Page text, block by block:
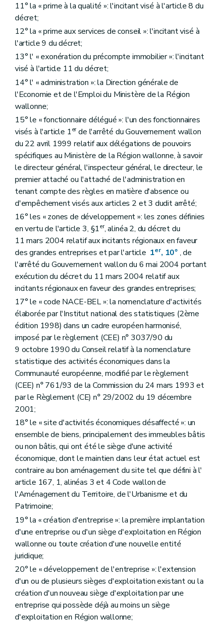
11° la « prime à la qualité »: l'incitant visé à l'article 8 du
décret;
12° la « prime aux services de conseil »: l'incitant visé à
l'article 9 du décret;
13° l' « exonération du précompte immobilier »: l'incitant
visé à l'article 11 du décret;
14° l' « administration »: la Direction générale de
l'Economie et de l'Emploi du Ministère de la Région
wallonne;
15° le « fonctionnaire délégué »: l'un des fonctionnaires
visés à l'article 1erde l'arrêté du Gouvernement wallon
du 22 avril 1999 relatif aux délégations de pouvoirs
spécifiques au Ministère de la Région wallonne, à savoir
le directeur général, l'inspecteur général, le directeur, le
premier attaché ou l'attaché de l'administration en
tenant compte des règles en matière d'absence ou
d'empêchement visés aux articles 2 et 3 dudit arrêté;
16° les « zones de développement »: les zones définies
en vertu de l'article 3, §1er, alinéa 2, du décret du
11 mars 2004 relatif aux incitants régionaux en faveur
des grandes entreprises et par l'article 1er, 10° , de
l'arrêté du Gouvernement wallon du 6 mai 2004 portant
exécution du décret du 11 mars 2004 relatif aux
incitants régionaux en faveur des grandes entreprises;
17° le « code NACE-BEL »: la nomenclature d'activités
élaborée par l'Institut national des statistiques (2ème
édition 1998) dans un cadre européen harmonisé,
imposé par le règlement (CEE) n° 3037/90 du
9 octobre 1990 du Conseil relatif à la nomenclature
statistique des activités économiques dans la
Communauté européenne, modifié par le règlement
(CEE) n° 761/93 de la Commission du 24 mars 1993 et
par le Règlement (CE) n° 29/2002 du 19 décembre
2001;
18° le « site d'activités économiques désaffecté »: un
ensemble de biens, principalement des immeubles bâtis
ou non bâtis, qui ont été le siège d'une activité
économique, dont le maintien dans leur état actuel est
contraire au bon aménagement du site tel que défini à l'
article 167, 1, alinéas 3 et 4 Code wallon de
l'Aménagement du Territoire, de l'Urbanisme et du
Patrimoine;
19° la « création d'entreprise »: la première implantation
d'une entreprise ou d'un siège d'exploitation en Région
wallonne ou toute création d'une nouvelle entité
juridique;
20° le « développement de l'entreprise »: l'extension
d'un ou de plusieurs sièges d'exploitation existant ou la
création d'un nouveau siège d'exploitation par une
entreprise qui possède déjà au moins un siège
d'exploitation en Région wallonne;